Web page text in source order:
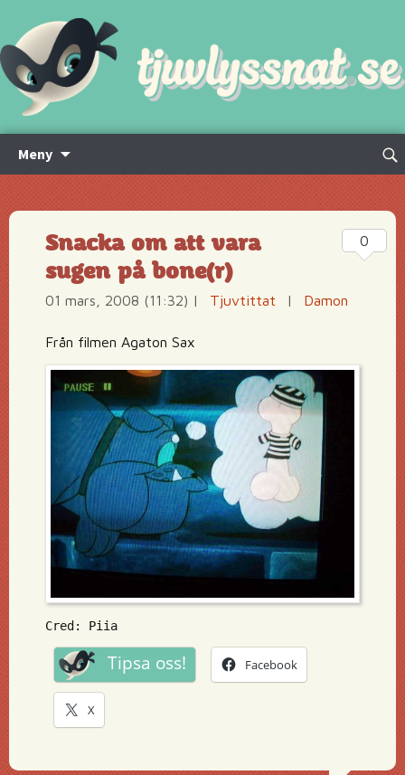
Meny
innehåll
Sök
Snacka om att vara
sugen på bone(r)
01 mars, 2008 (11:32) | Tjuvtittat | Damon
Från filmen Agaton Sax
Cred: Piia
Tipsa oss! Facebook
X
0